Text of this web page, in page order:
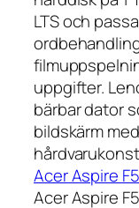
LTS och
uppgifter.
bärbar dator
bildskärm
Acer Aspire
Acer Aspire